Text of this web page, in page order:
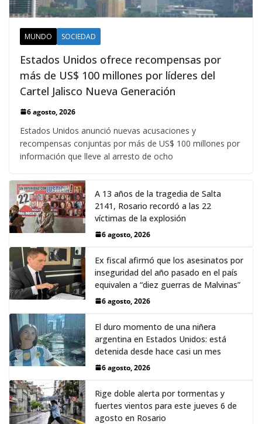
MUNDO SOCIEDAD
Estados Unidos ofrece recompensas por
más de US$ 100 millones por líderes del
Cartel Jalisco Nueva Generación
6 agosto, 2026
Estados Unidos anunció nuevas acusaciones y
recompensas conjuntas por más de US$ 100 millones por
información que lleve al arresto de ocho
A 13 años de la tragedia de Salta
2141, Rosario recordó a las 22
víctimas de la explosión
6 agosto, 2026
Ex fiscal afirmó que los asesinatos por
inseguridad del año pasado en el país
equivalen a “diez guerras de Malvinas”
6 agosto, 2026
El duro momento de una niñera
argentina en Estados Unidos: está
detenida desde hace casi un mes
6 agosto, 2026
Rige doble alerta por tormentas y
fuertes vientos para este jueves 6 de
agosto en Rosario